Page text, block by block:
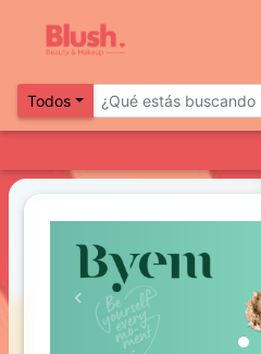
Todos
Previous